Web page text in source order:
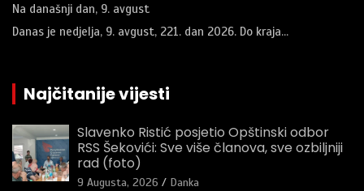
Na današnji dan, 9. avgust
Danas je nedjelja, 9. avgust, 221. dan 2026. Do kraja…
Najčitanije vijesti
Slavenko Ristić posjetio Opštinski odbor
RSS Šekovići: Sve više članova, sve ozbiljniji
rad (foto)
9 Augusta, 2026 Danka